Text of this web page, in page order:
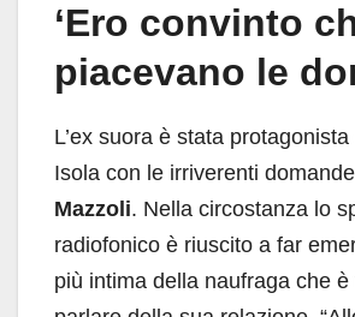
‘Ero convinto
piacevano le
L’ex suora è stata
Isola con le irriverenti
Mazzoli. Nella circostanza lo
radiofonico è riuscito a far
più intima della naufraga che